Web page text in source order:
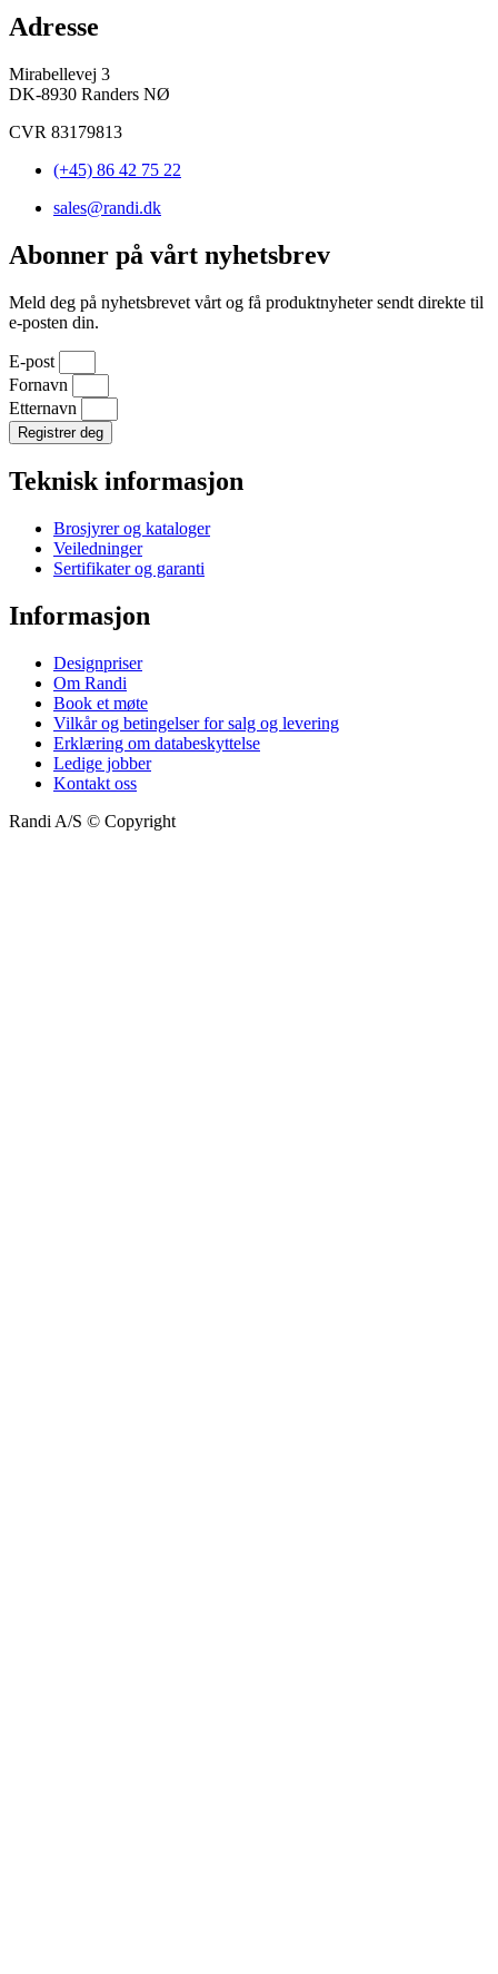
Adresse
Mirabellevej 3
DK-8930 Randers NØ
CVR 83179813
(+45) 86 42 75 22
sales@randi.dk
Abonner på vårt nyhetsbrev
Meld deg på nyhetsbrevet vårt og få produktnyheter sendt direkte til
e-posten din.
E-post
Fornavn
Etternavn
Registrer deg
Teknisk informasjon
Brosjyrer og kataloger
Veiledninger
Sertifikater og garanti
Informasjon
Designpriser
Om Randi
Book et møte
Vilkår og betingelser for salg og levering
Erklæring om databeskyttelse
Ledige jobber
Kontakt oss
Randi A/S © Copyright